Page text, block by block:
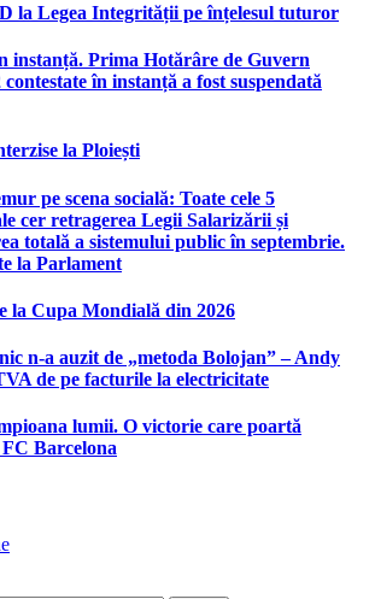
la Legea Integrității pe înțelesul tuturor
instanță. Prima Hotărâre de Guvern
contestate în instanță a fost suspendată
la Ploiești
pe scena socială: Toate cele 5
cer retragerea Legii Salarizării și
totală a sistemului public în septembrie.
la Parlament
la Cupa Mondială din 2026
n-a auzit de „metoda Bolojan” – Andy
de pe facturile la electricitate
lumii. O victorie care poartă
Barcelona